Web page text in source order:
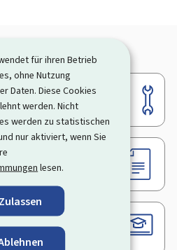
für ihren Betrieb
ohne Nutzung
Daten. Diese Cookies
werden. Nicht
werden zu statistischen
nur aktiviert, wenn Sie
lesen.
Zulassen